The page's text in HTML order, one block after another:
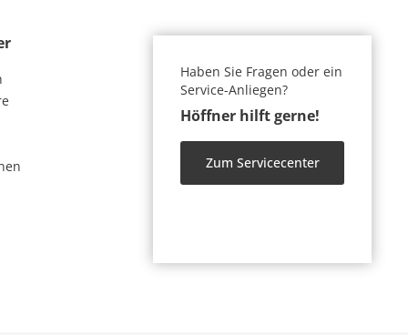
Haben Sie Fragen oder ein
Service-Anliegen?
Höffner hilft gerne!
Zum Servicecenter